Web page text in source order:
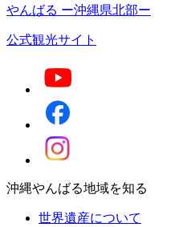
やんばる ー沖縄県北部ー
公式観光サイト
沖縄やんばる地域を知る
世界遺産について